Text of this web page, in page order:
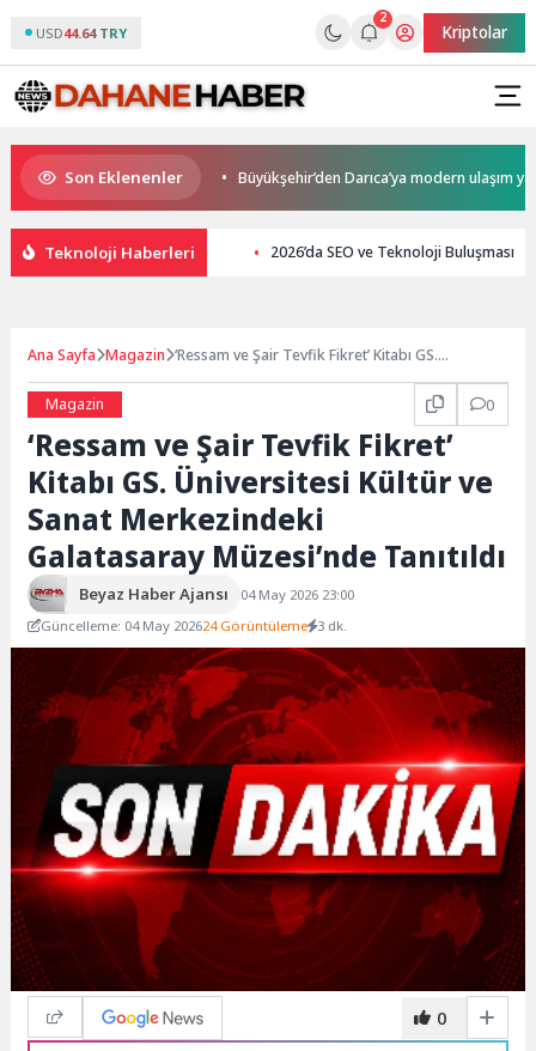
USD44.64 TRY
2
Kriptolar
Son Eklenenler
Ağı Güçleniyor Büyükşehir’den Darıca’ya modern ulaşım yatırımı
Teknoloji Haberleri 2026’da SEO ve Teknoloji Buluşması
Ana Sayfa Magazin ‘Ressam ve Şair Tevfik Fikret’ Kitabı GS.
Magazin 0
‘Ressam ve Şair Tevfik Fikret’
Kitabı GS. Üniversitesi Kültür ve
Sanat Merkezindeki
Galatasaray Müzesi’nde Tanıtıldı
Beyaz Haber Ajansı
04 May 2026 23:00
Güncelleme: 04 May 202624 Görüntüleme 3 dk.
0